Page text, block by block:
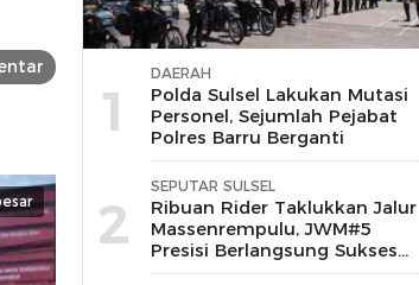
1
DAERAH
Polda Sulsel Lakukan Mutasi
Personel, Sejumlah Pejabat
Polres Barru Berganti
2
SEPUTAR SULSEL
Ribuan Rider Taklukkan Jalur
Massenrempulu, JWM#5
Presisi Berlangsung Sukses
dan Kondusif